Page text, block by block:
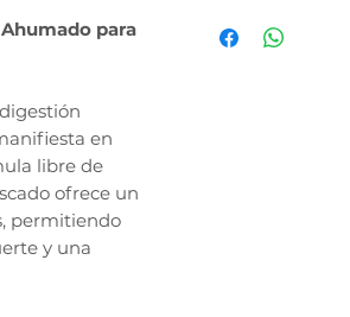
para
en
libre de
ofrece un
permitiendo
y una
SIGUIENTE